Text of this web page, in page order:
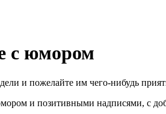
с юмором
и пожелайте им чего-нибудь
и позитивными надписями, с